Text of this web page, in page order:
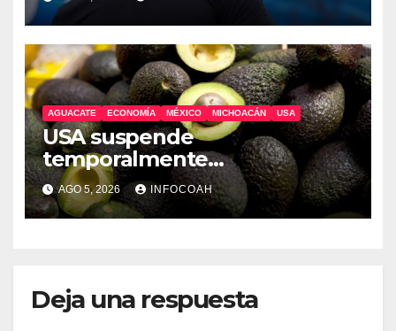
AGUACATE ECONOMÍA MÉXICO MICHOACÁN USA
USA suspende
temporalmente
exportaciones de aguacate
michoacano
AGO 5, 2026 INFOCOAH
Deja una respuesta